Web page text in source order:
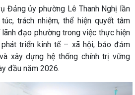
Đảng ủy phường Lê Thanh Nghị lần
trách nhiệm, thể hiện quyết tâm
đạo phường trong việc thực hiện
triển kinh tế – xã hội, bảo đảm
xây dựng hệ thống chính trị vững
đầu năm 2026.